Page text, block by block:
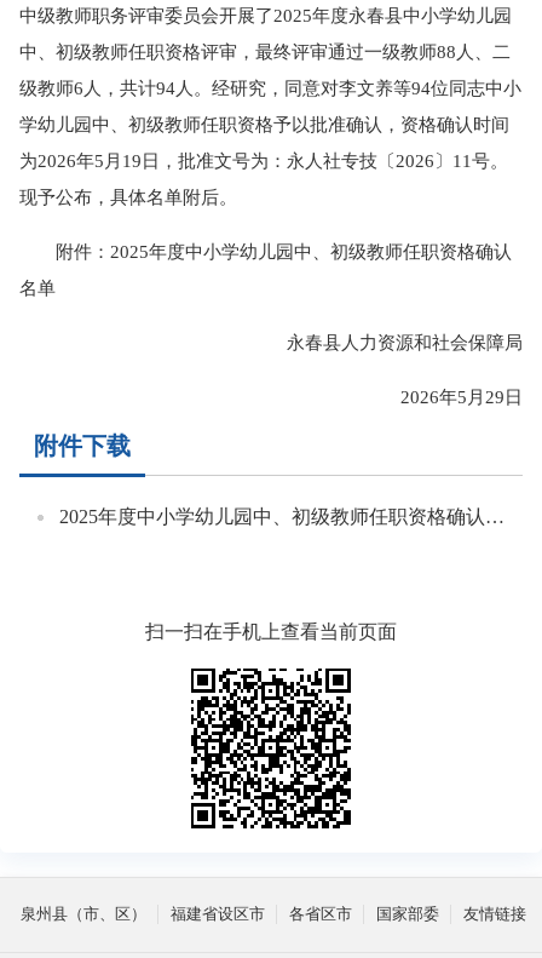
中级教师职务评审委员会开展了2025年度永春县中小学幼儿园
中、初级教师任职资格评审，最终评审通过一级教师88人、二
级教师6人，共计94人。经研究，同意对李文养等94位同志中小
学幼儿园中、初级教师任职资格予以批准确认，资格确认时间
为2026年5月19日，批准文号为：永人社专技〔2026〕11号。
现予公布，具体名单附后。
附件：2025年度中小学幼儿园中、初级教师任职资格确认
名单
永春县人力资源和社会保障局
2026年5月29日
附件下载
2025年度中小学幼儿园中、初级教师任职资格确认名单.doc
扫一扫在手机上查看当前页面
泉州县（市、区） 福建省设区市 各省区市 国家部委 友情链接